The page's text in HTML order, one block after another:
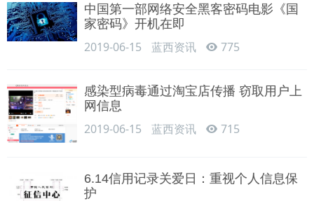
中国第一部网络安全黑客密码电影《国
家密码》开机在即
2019-06-15 蓝西资讯 775
感染型病毒通过淘宝店传播 窃取用户上
网信息
2019-06-15 蓝西资讯 715
6.14信用记录关爱日：重视个人信息保
护